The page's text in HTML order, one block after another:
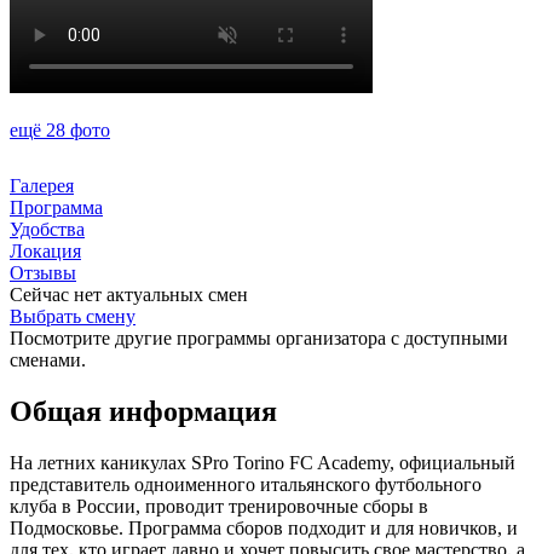
ещё 28 фото
Галерея
Программа
Удобства
Локация
Отзывы
Сейчас нет актуальных смен
Выбрать смену
Посмотрите другие программы организатора с доступными
сменами.
Общая информация
На летних каникулах SPro Torino FC Academy, официальный
представитель одноименного итальянского футбольного
клуба в России, проводит тренировочные сборы в
Подмосковье. Программа сборов подходит и для новичков, и
для тех, кто играет давно и хочет повысить свое мастерство, а